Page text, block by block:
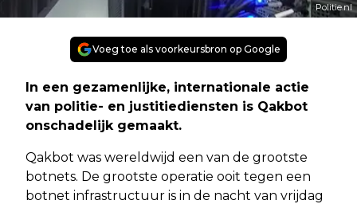
Politie.nl
Voeg toe als voorkeursbron op Google
In een gezamenlijke, internationale actie
van politie- en justitiediensten is Qakbot
onschadelijk gemaakt.
Qakbot was wereldwijd een van de grootste
botnets. De grootste operatie ooit tegen een
botnet infrastructuur is in de nacht van vrijdag